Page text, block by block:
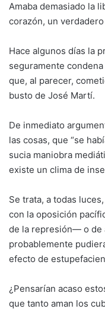
Amaba demasiado la
corazón, un
Hace algunos días la
seguramente
que, al parecer,
busto de José Martí.
De inmediato
las cosas, que “se
sucia maniobra
existe un clima de
Se trata, a todas
con la oposición
de la represión— o de
probablemente
efecto de
¿Pensarían acaso
que tanto aman los